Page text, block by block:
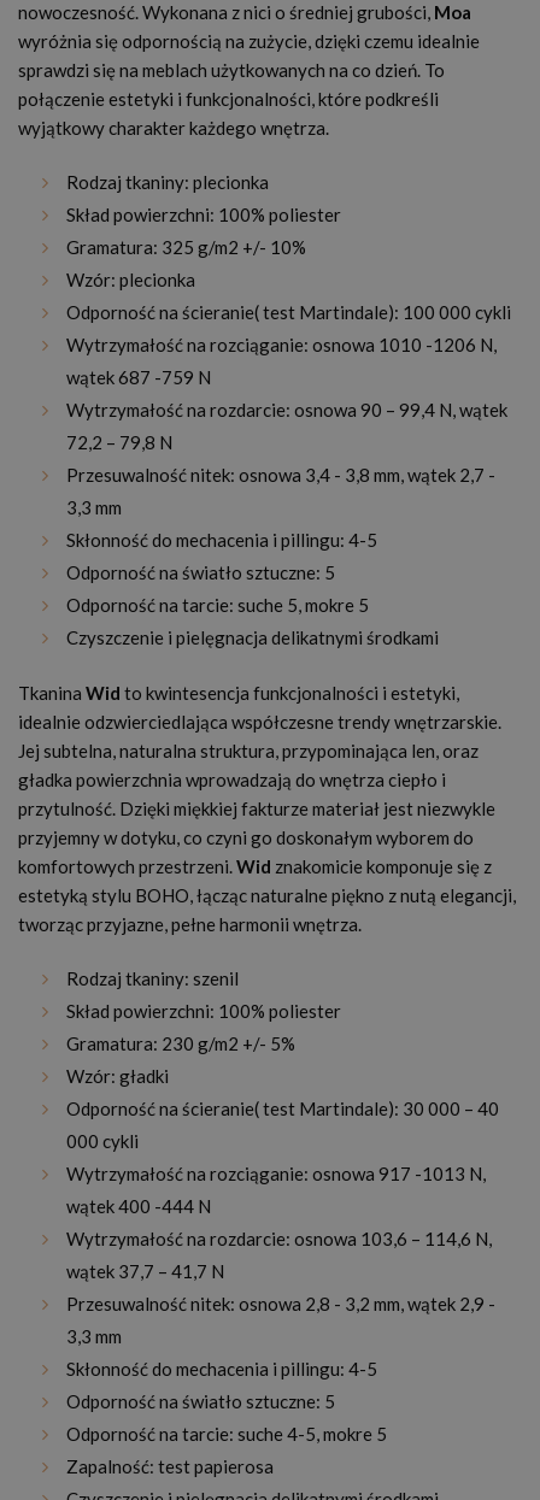
nowoczesność. Wykonana z nici o średniej grubości, Moa
wyróżnia się odpornością na zużycie, dzięki czemu idealnie
sprawdzi się na meblach użytkowanych na co dzień. To
połączenie estetyki i funkcjonalności, które podkreśli
wyjątkowy charakter każdego wnętrza.
Rodzaj tkaniny: plecionka
Skład powierzchni: 100% poliester
Gramatura: 325 g/m2 +/- 10%
Wzór: plecionka
Odporność na ścieranie( test Martindale): 100 000 cykli
Wytrzymałość na rozciąganie: osnowa 1010 -1206 N,
wątek 687 -759 N
Wytrzymałość na rozdarcie: osnowa 90 – 99,4 N, wątek
72,2 – 79,8 N
Przesuwalność nitek: osnowa 3,4 - 3,8 mm, wątek 2,7 -
3,3 mm
Skłonność do mechacenia i pillingu: 4-5
Odporność na światło sztuczne: 5
Odporność na tarcie: suche 5, mokre 5
Czyszczenie i pielęgnacja delikatnymi środkami
Tkanina Wid to kwintesencja funkcjonalności i estetyki,
idealnie odzwierciedlająca współczesne trendy wnętrzarskie.
Jej subtelna, naturalna struktura, przypominająca len, oraz
gładka powierzchnia wprowadzają do wnętrza ciepło i
przytulność. Dzięki miękkiej fakturze materiał jest niezwykle
przyjemny w dotyku, co czyni go doskonałym wyborem do
komfortowych przestrzeni.Wid znakomicie komponuje się z
estetyką stylu BOHO, łącząc naturalne piękno z nutą elegancji,
tworząc przyjazne, pełne harmonii wnętrza.
Rodzaj tkaniny: szenil
Skład powierzchni: 100% poliester
Gramatura: 230 g/m2 +/- 5%
Wzór: gładki
Odporność na ścieranie( test Martindale): 30 000 – 40
000 cykli
Wytrzymałość na rozciąganie: osnowa 917 -1013 N,
wątek 400 -444 N
Wytrzymałość na rozdarcie: osnowa 103,6 – 114,6 N,
wątek 37,7 – 41,7 N
Przesuwalność nitek: osnowa 2,8 - 3,2 mm, wątek 2,9 -
3,3 mm
Skłonność do mechacenia i pillingu: 4-5
Odporność na światło sztuczne: 5
Odporność na tarcie: suche 4-5, mokre 5
Zapalność: test papierosa